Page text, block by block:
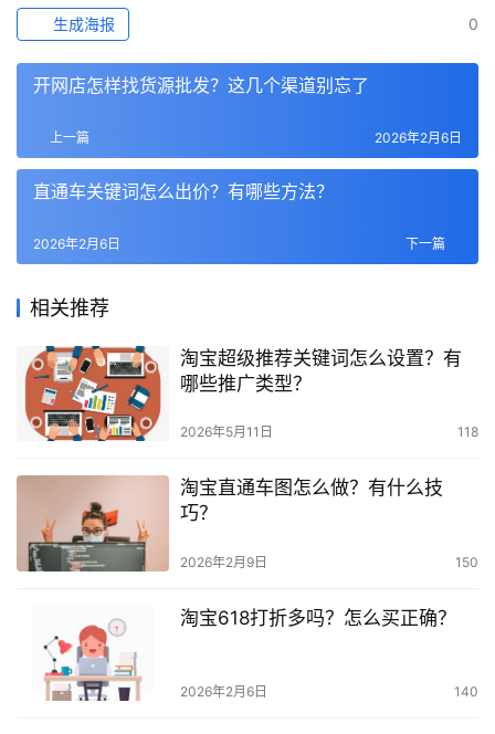
0
生成海报
开网店怎样找货源批发？这几个渠道别忘了
上一篇 2026年2月6日
直通车关键词怎么出价？有哪些方法？
下一篇
2026年2月6日
相关推荐
淘宝超级推荐关键词怎么设置？有
哪些推广类型？
2026年5月11日 118
淘宝直通车图怎么做？有什么技
巧？
2026年2月9日 150
淘宝618打折多吗？怎么买正确？
2026年2月6日 140